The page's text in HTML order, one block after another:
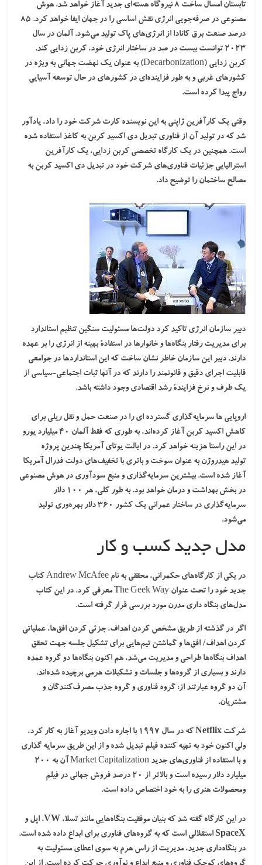
تابستان امسال ساخت ۸ نیروگاه هسته‌ای جدید آغاز خواهد شد. هوش
مصنوعی در صرفه‌جویی انرژی نقش اساسی را در جهان ایفا خواهد کرد. ۸۵
درصد صنعت برق کانادااز انرژی‌های پاک تولید می‌شود. آلمان در سال
۲۰۲۳ توانست بیست در صد در ساختار انرژی خود،
کربن زدایی کند.
کربن زدایی (Decarbonization) به عنوان یک نهضتِ جهانی به ویژه در
کشورهای غربی و به طور فزاینده‌ای در کشورهای در حال توسعه آسیایی
رواج پیدا کرده است.
وقتی یک کارآفرین ژاپنی به این نویسنده کارت شرکت خود را داد، یادآور
شد که در تولید آن از فناوری تبدیل دی اکسید کربن به کاغذ استفاده شده
است. همچنین در یک کارگاه تخصصی کربن زدایی، یک کارآفرین
استرالیایی جزئیات فناوری‌های شرکت خود در تبدیل دی اکسید کربن به
مصالح ساختمان را توضیح داد.
دبیر سازمان انرژی تاکید کرد دولت‌ها مسئولیت سنگین تنظیم استاندارد
برای مدیریت رفتار بنگاه‌ها و خانوارها در استفادۀ بهینه از انرژی را بر عهده
دارند. دبیر این سازمان خاطر نشان ساخت که این استانداردها در جوامعی
قابلیت اجرای دقیق و قانونمند را دارند که در آنها ثبات اجتماعی-سیاسی از
یک طرف و نرخ فزایندۀ رشد اقتصادی وجود داشته باشد.
اروپایی ها سرمایه‌گذاری گسترده ای را در صنعت حمل و نقل ریلی برای
کاهش اکسید کربن آغاز کرده‌اند، به طوری که فقط آلمان ۴۰ میلیارد یورو
در این راستا هزینه خواهد کرد. در ایالت یوتای آمریکا چندین پروژه
تولید هیدروژنبه عنوان سوخت و باتری با تخفیف‌های دولت فدرال آمریکا
آغاز شده است. بیشترین سرمایه‌گذاری و منبع سودآوری در هوش مصنوعی
در بخش بهداشت و درمان خواهد بود. به طور کلی، هر ۱۰۰ دلار
سرمایه‌گذاری در ساختار عمرانی یک کشور ۳۶۰ دلار بهره‌وری تولید
می‌شود.
مدل جدید کسب و کار
در یکی از کارگاه‌های حکمرانی، محققی به نام Andrew McAfee کتاب
جدید خود را تحت عنوان The Geek Way معرفی کرد. در این کتاب
مدل‌های بنگاه داری مدرن مورد بررسی قرار گرفته است.
اگر در گذشته از طریق مشخص کردن اهداف، جزئی کردن افق‌ها، عملیاتی
کردن اهداف/ افق‌ها و گماشتن تیم‌هایی برای تشکیل جلسه جهت تحقق
اهداف بنگاه‌ها طراحی و مدیریت می‌شد، هم اکنون بنگاه‌ها دو گروه عمده
دارند و بسیاری از گروه‌ها و جلسات و تشکیلات هرمی برچیده شده‌اند.
آن دو گروه عبارتند از: گروه فناوری و گروه جذب مصرف‌کنندگان و
مشتریان.
شرکتNetflix
که در سال ۱۹۹۷ با اجاره دادن ویدیو آغاز به کار کرد،
ولی اکنون خود به تهیه‌ کننده فیلم تبدیل شده و از این طریق سرمایه گذاری
و با استفاده از فناوری‌های جدید Market Capitalization آن به ۲۰۰
میلیارد دلار رسیده است و بالاتر از ۲۰ درصد فروش جهانی در فیلم
ومحصولات هنری را به خود اختصاص داده است.
در این کارگاه گفته شد که بنیان موفقیت بنگاه‌هایی مانند
تسلا، VW، اپل و
SpaceX استقلالی است که به گروه‌های فناوری برای ابداع داده شده است.
دربنگاه‌داری جدید، مدیریت از راس هرم به سوی اعطای مسئولیت به